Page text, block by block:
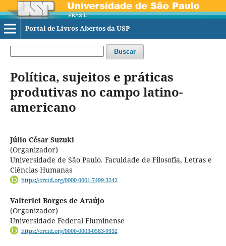
Portal de Livros Abertos da USP
Buscar
Política, sujeitos e práticas
produtivas no campo latino-
americano
Júlio César Suzuki
(Organizador)
Universidade de São Paulo. Faculdade de Filosofia, Letras e
Ciências Humanas
https://orcid.org/0000-0001-7499-3242
Valterlei Borges de Araújo
(Organizador)
Universidade Federal Fluminense
https://orcid.org/0000-0003-0583-9932